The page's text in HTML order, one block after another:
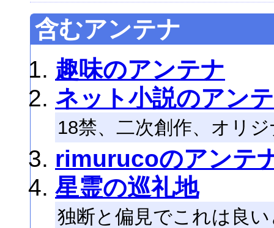
含むアンテナ
趣味のアンテナ
ネット小説のアン
18禁、二次創作、オリ
rimurucoのアンテ
星霊の巡礼地
独断と偏見でこれは良